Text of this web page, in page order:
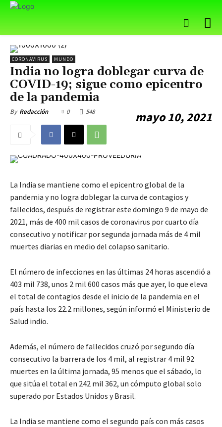
CORONAVIRUS MUNDO
India no logra doblegar curva de
COVID-19; sigue como epicentro
de la pandemia
By Redacción mayo 10, 2021
0 548
La India se mantiene como el epicentro global de la
pandemia y no logra doblegar la curva de contagios y
fallecidos, después de registrar este domingo 9 de mayo de
2021, más de 400 mil casos de coronavirus por cuarto día
consecutivo y notificar por segunda jornada más de 4 mil
muertes diarias en medio del colapso sanitario.
El número de infecciones en las últimas 24 horas ascendió a
403 mil 738, unos 2 mil 600 casos más que ayer, lo que eleva
el total de contagios desde el inicio de la pandemia en el
país hasta los 22.2 millones, según informó el Ministerio de
Salud indio.
Además, el número de fallecidos cruzó por segundo día
consecutivo la barrera de los 4 mil, al registrar 4 mil 92
muertes en la última jornada, 95 menos que el sábado, lo
que sitúa el total en 242 mil 362, un cómputo global solo
superado por Estados Unidos y Brasil.
La India se mantiene como el segundo país con más casos